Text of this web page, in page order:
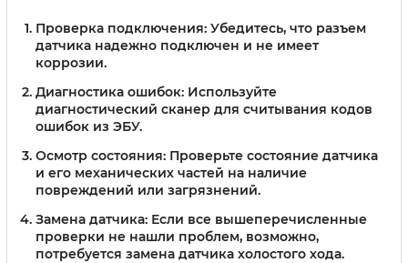
Проверка подключения: Убедитесь, что разъем
датчика надежно подключен и не имеет
коррозии.
Диагностика ошибок: Используйте
диагностический сканер для считывания кодов
ошибок из ЭБУ.
Осмотр состояния: Проверьте состояние датчика
и его механических частей на наличие
повреждений или загрязнений.
Замена датчика: Если все вышеперечисленные
проверки не нашли проблем, возможно,
потребуется замена датчика холостого хода.